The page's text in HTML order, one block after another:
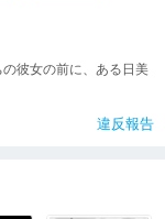
彼女の前に、ある日美
違反報告